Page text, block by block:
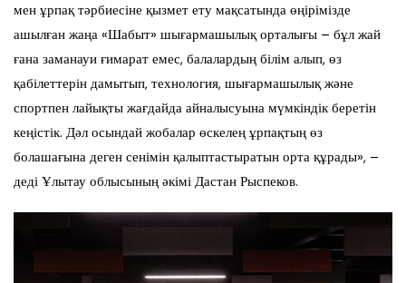
мен ұрпақ тәрбиесіне қызмет ету мақсатында өңірімізде
ашылған жаңа «Шабыт» шығармашылық орталығы – бұл жай
ғана заманауи ғимарат емес, балалардың білім алып, өз
қабілеттерін дамытып, технология, шығармашылық және
спортпен лайықты жағдайда айналысуына мүмкіндік беретін
кеңістік. Дәл осындай жобалар өскелең ұрпақтың өз
болашағына деген сенімін қалыптастыратын орта құрады», –
деді Ұлытау облысының әкімі Дастан Рыспеков.